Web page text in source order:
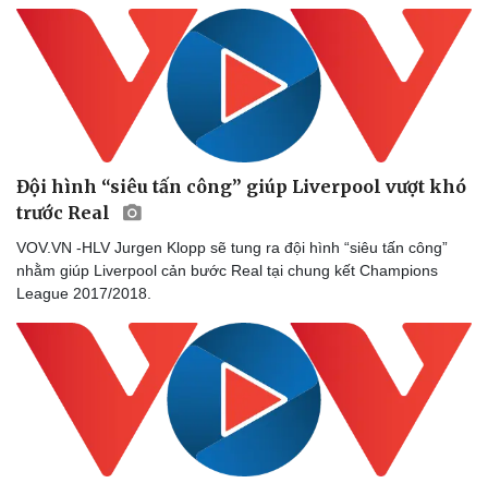
Sức khỏe
Cây thuốc
Sản phụ khoa
Nhi khoa
Nam khoa
Làm đẹp - giảm cân
Phòng mạch online
Ăn sạch sống khỏe
Đời sống
Blog
Tình yêu - Gia đình
Đội hình “siêu tấn công” giúp Liverpool vượt khó
trước Real
VOV.VN -HLV Jurgen Klopp sẽ tung ra đội hình “siêu tấn công”
nhằm giúp Liverpool cản bước Real tại chung kết Champions
League 2017/2018.